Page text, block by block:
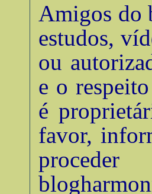
Amigos do
estudos,
ou
e o
é
favor,